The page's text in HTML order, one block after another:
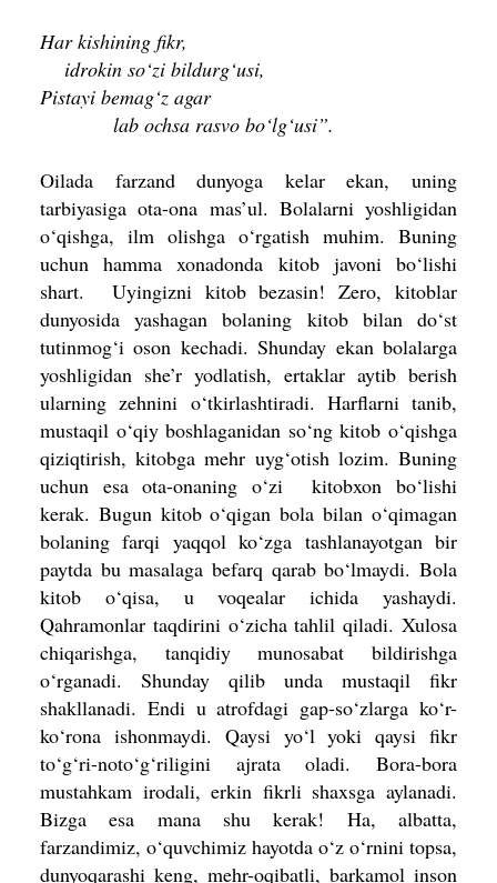
Har kishining fikr,
idrokin so‘zi bildurg‘usi,
Pistayi bemag‘z agar
lab ochsa rasvo bo‘lg‘usi”.
Oilada farzand dunyoga kelar ekan, uning
tarbiyasiga ota-ona mas’ul. Bolalarni yoshligidan
o‘qishga, ilm olishga o‘rgatish muhim. Buning
uchun hamma xonadonda kitob javoni bo‘lishi
shart. Uyingizni kitob bezasin! Zero, kitoblar
dunyosida yashagan bolaning kitob bilan do‘st
tutinmog‘i oson kechadi. Shunday ekan bolalarga
yoshligidan she’r yodlatish, ertaklar aytib berish
ularning zehnini o‘tkirlashtiradi. Harflarni tanib,
mustaqil o‘qiy boshlaganidan so‘ng kitob o‘qishga
qiziqtirish, kitobga mehr uyg‘otish lozim. Buning
uchun esa ota-onaning o‘zi kitobxon bo‘lishi
kerak. Bugun kitob o‘qigan bola bilan o‘qimagan
bolaning farqi yaqqol ko‘zga tashlanayotgan bir
paytda bu masalaga befarq qarab bo‘lmaydi. Bola
kitob o‘qisa, u voqealar ichida yashaydi.
Qahramonlar taqdirini o‘zicha tahlil qiladi. Xulosa
chiqarishga, tanqidiy munosabat bildirishga
o‘rganadi. Shunday qilib unda mustaqil fikr
shakllanadi. Endi u atrofdagi gap-so‘zlarga ko‘r-
ko‘rona ishonmaydi. Qaysi yo‘l yoki qaysi fikr
to‘g‘ri-noto‘g‘riligini ajrata oladi. Bora-bora
mustahkam irodali, erkin fikrli shaxsga aylanadi.
Bizga esa mana shu kerak! Ha, albatta,
farzandimiz, o‘quvchimiz hayotda o‘z o‘rnini topsa,
dunyoqarashi keng, mehr-oqibatli, barkamol inson